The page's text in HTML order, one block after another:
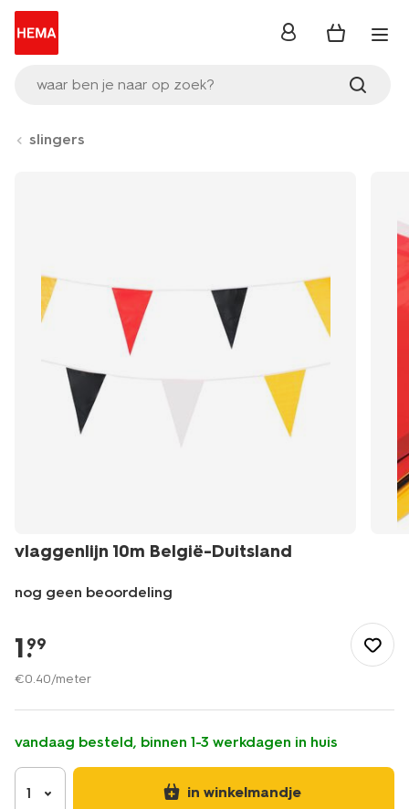
waar ben je naar op zoek?
inloggen
slingers
vlaggenlijn 10m België-Duitsland
nog geen beoordeling
cadeau/versiering/slingers/vlaggenlijn-
10m-
belgie-
60800837.html
1.
99
€0.40/meter
vandaag besteld, binnen 1-3 werkdagen in huis
1 in winkelmandje